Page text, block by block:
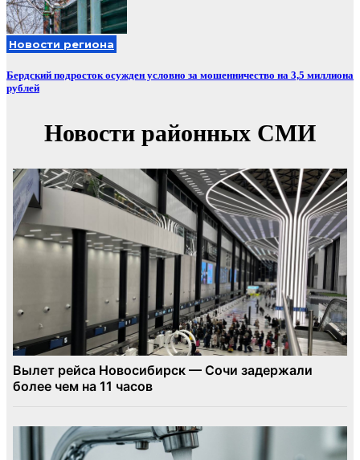
Новости региона
Бердский подросток осужден условно за мошенничество на 3,5 миллиона
рублей